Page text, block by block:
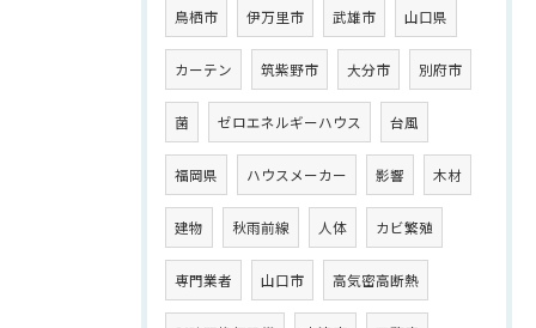
鳥栖市 伊万里市 武雄市 山口県
カーテン 筑紫野市 大分市 別府市
菌 ゼロエネルギーハウス 台風
福岡県 ハウスメーカー 影響 木材
建物 秋雨前線 人体 カビ繁殖
専門業者 山口市 高気密高断熱